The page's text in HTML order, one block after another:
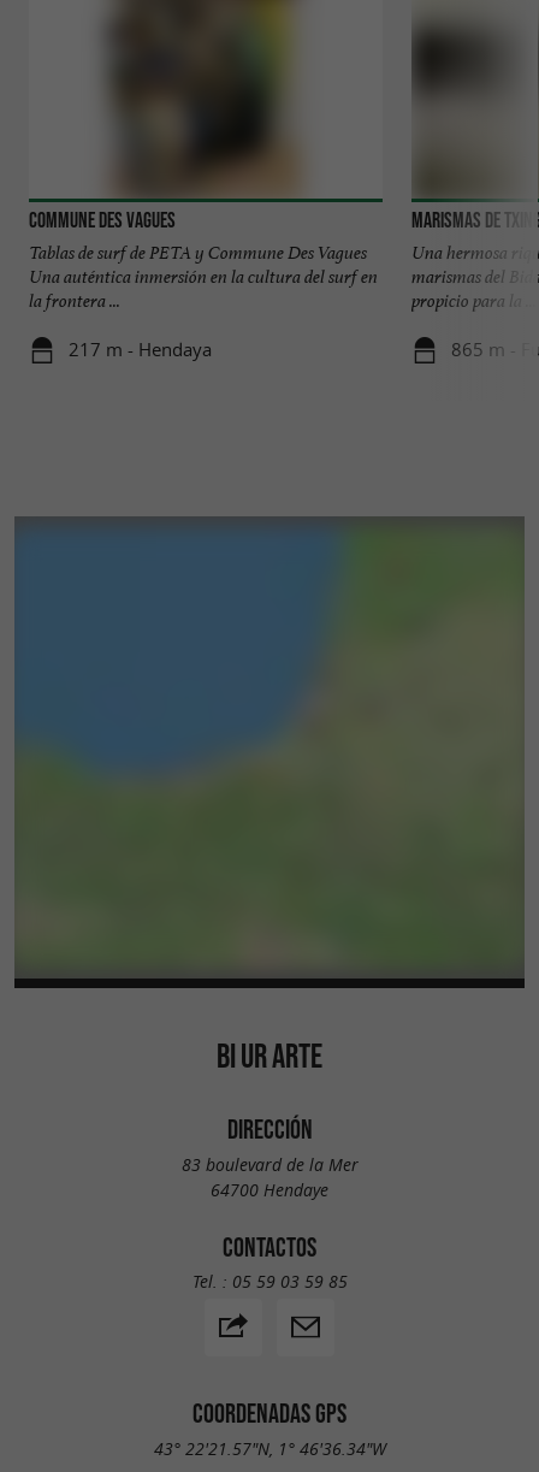
Commune Des Vagues
Tablas de surf de PETA y Commune Des Vagues
Una auténtica inmersión en la cultura del surf en
la frontera ...
217 m - Hendaya
Marismas de
Una hermosa
marismas del
propicio para la ...
865 m -
BI UR ARTE
DIRECCIÓN
83 boulevard de la Mer
64700 Hendaye
CONTACTOS
Tel. : 05 59 03 59 85
COORDENADAS GPS
43° 22'21.57"N, 1° 46'36.34"W